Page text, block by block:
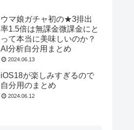
ウマ娘ガチャ初の★3排出
率1.5倍は無課金微課金にと
って本当に美味しいのか？
AI分析自分用まとめ
2024.06.13
iOS18が楽しみすぎるので
自分用のまとめ
2024.06.12